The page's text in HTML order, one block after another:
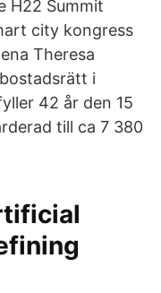
H22 Summit
city kongress
Theresa
i
42 år den 15
till ca 7 380